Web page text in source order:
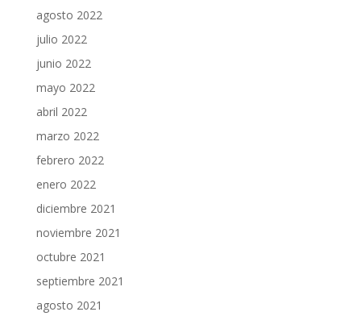
agosto 2022
julio 2022
junio 2022
mayo 2022
abril 2022
marzo 2022
febrero 2022
enero 2022
diciembre 2021
noviembre 2021
octubre 2021
septiembre 2021
agosto 2021